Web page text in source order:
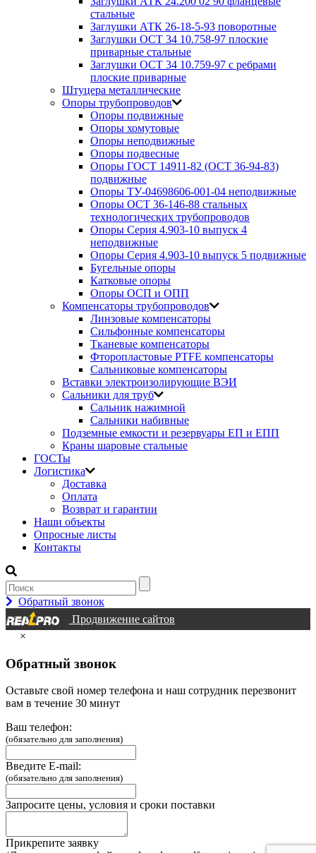
стальные
Заглушки АТК 26-18-5-93 поворотные
Заглушки ОСТ 34 10.758-97 плоские
приварные стальные
Заглушки ОСТ 34 10.759-97 с ребрами
плоские приварные
Штуцера металлические
Опоры трубопроводов
Опоры подвижные
Опоры хомутовые
Опоры неподвижные
Опоры подвесные
Опоры ГОСТ 14911-82 (ОСТ 36-94-83)
подвижные
Опоры ТУ-04698606-001-04 неподвижные
Опоры ОСТ 36-146-88 стальных
технологических трубопроводов
Опоры Серия 4.903-10 выпуск 4
неподвижные
Опоры Серия 4.903-10 выпуск 5 подвижные
Бугельные опоры
Катковые опоры
Опоры ОСП и ОПП
Компенсаторы трубопроводов
Линзовые компенсаторы
Сильфонные компенсаторы
Тканевые компенсаторы
Фторопластовые PTFE компенсаторы
Сальниковые компенсаторы
Вставки электроизолирующие ВЭИ
Сальники для труб
Сальник нажимной
Сальники набивные
Подземные емкости и резервуары ЕП и ЕПП
Краны шаровые стальные
ГОСТы
Логистика
Доставка
Оплата
Возврат и гарантии
Наши объекты
Опросные листы
Контакты
Обратный звонок
Продвижение сайтов
×
Обратный звонок
Оставьте свой номер телефона и наш сотрудник перезвонит
вам в течение 30 минут
Ваш телефон:
(обязательно для заполнения)
Введите E-mail:
(обязательно для заполнения)
Запросите цены, условия и сроки поставки
Прикрепите заявку